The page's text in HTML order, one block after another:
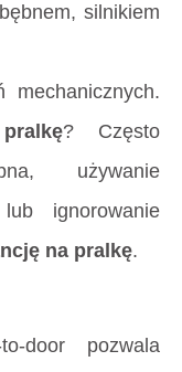
silnikiem
mechanicznych.
? Często
używanie
ignorowanie
na pralkę.
door pozwala